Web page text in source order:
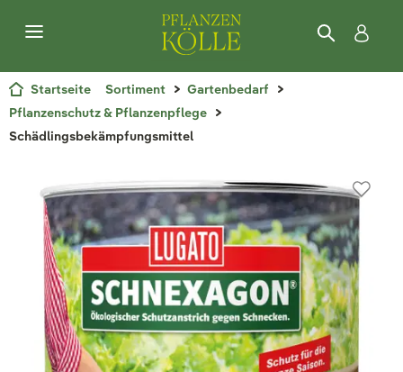
Startseite Sortiment
Gartenbedarf
Pflanzenschutz & Pflanzenpflege
Schädlingsbekämpfungsmittel